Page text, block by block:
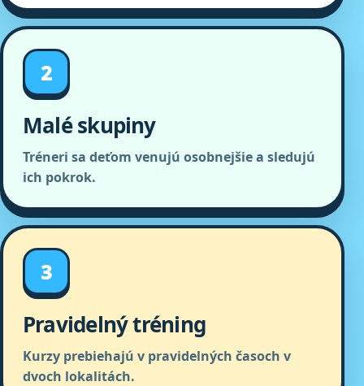
2
Malé skupiny
Tréneri sa deťom venujú osobnejšie a sledujú
ich pokrok.
3
Pravidelný tréning
Kurzy prebiehajú v pravidelných časoch v
dvoch lokalitách.